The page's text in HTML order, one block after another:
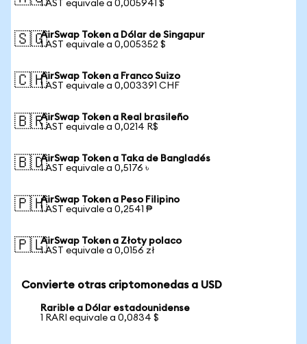
1 AST equivale a 0,005941 $
🇸🇬AirSwap Token a Dólar de Singapur
1 AST equivale a 0,005352 $
🇨🇭AirSwap Token a Franco Suizo
1 AST equivale a 0,003391 CHF
🇧🇷AirSwap Token a Real brasileño
1 AST equivale a 0,0214 R$
🇧🇩AirSwap Token a Taka de Bangladés
1 AST equivale a 0,5176 ৳
🇵🇭AirSwap Token a Peso Filipino
1 AST equivale a 0,2541 ₱
🇵🇱AirSwap Token a Złoty polaco
1 AST equivale a 0,0156 zł
Convierte otras criptomonedas a USD
Rarible a Dólar estadounidense
1 RARI equivale a 0,0834 $